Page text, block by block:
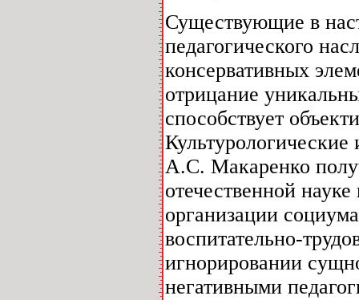
Существующие в
педагогического
консервативных
отрицание
способствует
А.С. Макаренко
отечественной
организации
воспитательно-
игнорировании
негативными